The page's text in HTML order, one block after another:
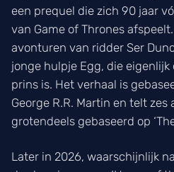
een prequel die zich 90 jaar
van Game of Thrones
avonturen van ridder Ser
jonge hulpje Egg, die
prins is. Het verhaal is
George R.R. Martin en telt zes
grotendeels gebaseerd op
Later in 2026, waarschijnlijk